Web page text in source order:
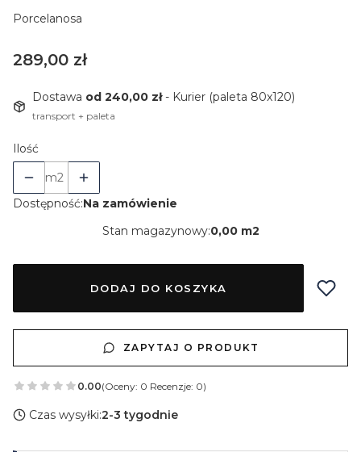
Porcelanosa
Cena
289,00 zł
Dostawa od 240,00 zł- Kurier (paleta 80x120)
transport + paleta
Ilość
m2
Dostępność:Na zamówienie
Stan magazynowy:0,00 m2
DODAJ DO KOSZYKA
ZAPYTAJ O PRODUKT
0.00(Oceny: 0 Recenzje: 0)
Czas wysyłki:2-3 tygodnie